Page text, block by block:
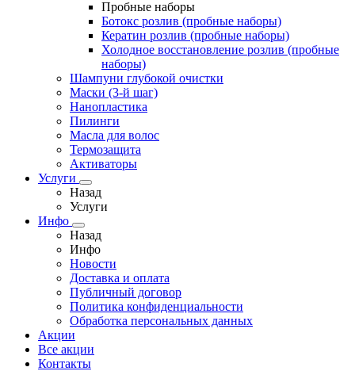
Пробные наборы
Ботокс розлив (пробные наборы)
Кератин розлив (пробные наборы)
Холодное восстановление розлив (пробные
наборы)
Шампуни глубокой очистки
Маски (3-й шаг)
Нанопластика
Пилинги
Масла для волос
Термозащита
Активаторы
Услуги
Назад
Услуги
Инфо
Назад
Инфо
Новости
Доставка и оплата
Публичный договор
Политика конфиденциальности
Обработка персональных данных
Акции
Все акции
Контакты